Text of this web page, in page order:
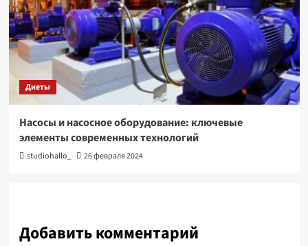
Диеты
Насосы и насосное оборудование: ключевые
элементы современных технологий
studiohallo_ 26 февраля 2024
Добавить комментарий